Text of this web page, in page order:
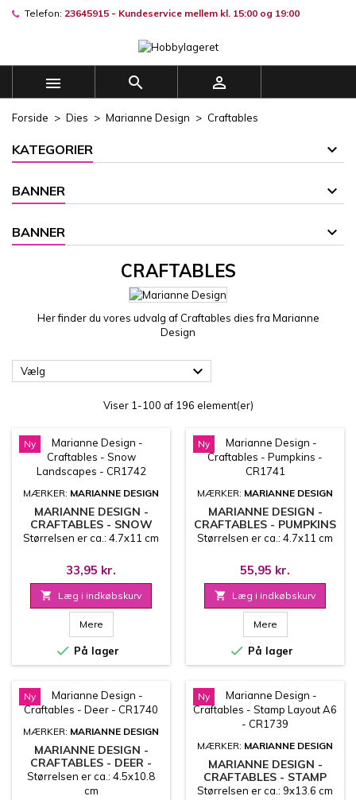
Telefon: 23645915 - Kundeservice mellem kl. 15:00 og 19:00
  
Forside Dies Marianne Design Craftables
KATEGORIER
BANNER
BANNER
CRAFTABLES
Her finder du vores udvalg af Craftables dies fra Marianne
Design
Vælg 
Viser 1-100 af 196 element(er)
Ny
MÆRKER: MARIANNE DESIGN
MARIANNE DESIGN -
CRAFTABLES - SNOW
LANDSCAPES - CR1742
Størrelsen er ca.: 4.7x11 cm
33,95 kr.
 Læg i indkøbskurv
Mere
 På lager
Ny
MÆRKER: MARIANNE DESIGN
MARIANNE DESIGN -
CRAFTABLES - PUMPKINS
- CR1741
Størrelsen er ca.: 4.7x11 cm
55,95 kr.
 Læg i indkøbskurv
Mere
 På lager
Ny
MÆRKER: MARIANNE DESIGN
MARIANNE DESIGN -
CRAFTABLES - DEER -
CR1740
Størrelsen er ca.: 4.5x10.8
cm
Ny
MÆRKER: MARIANNE DESIGN
MARIANNE DESIGN -
CRAFTABLES - STAMP
LAYOUT A6 - CR1739
Størrelsen er ca.: 9x13.6 cm
add_circle_outline
((confirmMessage))
((cancelText)) ((modalDeleteText))
((label))
Du skal være logget på for at gemme produkter på din
ønskeliste.